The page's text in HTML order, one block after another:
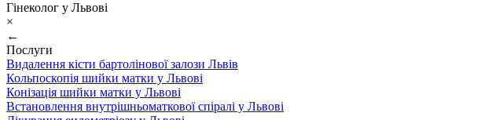
Гінеколог у Львові
×
←
Послуги
Видалення кісти бартолінової залози Львів
Кольпоскопія шийки матки у Львові
Конізація шийки матки у Львові
Встановлення внутрішньоматкової спіралі у Львові